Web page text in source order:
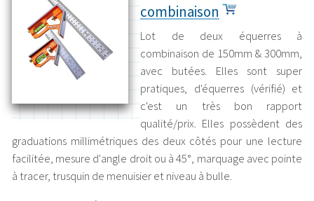
combinaison
Lot de deux équerres à
combinaison de 150mm & 300mm,
avec butées. Elles sont super
pratiques, d'équerres (vérifié) et
c'est un très bon rapport
qualité/prix. Elles possèdent des
graduations millimétriques des deux côtés pour une lecture
facilitée, mesure d'angle droit ou à 45°, marquage avec pointe
à tracer, trusquin de menuisier et niveau à bulle.